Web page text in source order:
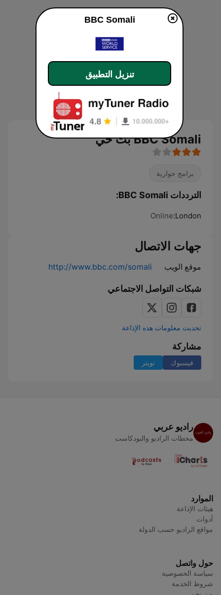
BBC Somali بث حي
برامج حوارية
الترددات BBC Somali:
London:
Online
جهات الاتصال
موقع الويب http://www.bbc.com/somali
شبكات التواصل الاجتماعي
تحديث معلومات هذه الإذاعة
مشاركة
فيسبوك تويتر
راديو عربي
محطات الراديو والبودكاست
الموارد
هيئات الإذاعة
أدوات
مواقع الراديو حسب الدولة
حول واتصل
سياسة الخصوصية
شروط الخدمة
BBC Somali
تنزيل التطبيق